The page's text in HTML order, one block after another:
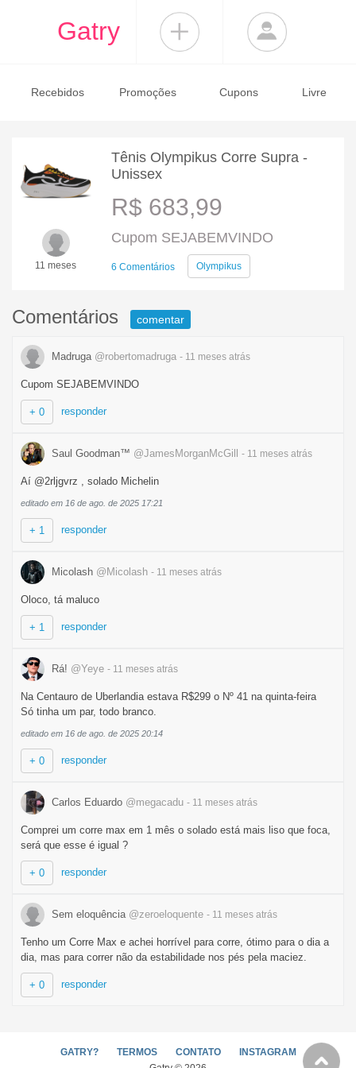
Gatry
Recebidos Promoções Cupons Livre
11 meses
Tênis Olympikus Corre Supra -
Unissex
R$ 683,99
Cupom SEJABEMVINDO
6 Comentários Olympikus
Comentários comentar
Madruga @robertomadruga - 11 meses atrás
Cupom SEJABEMVINDO
+ 0 responder
Saul Goodman™ @JamesMorganMcGill - 11 meses atrás
Aí @2rljgvrz , solado Michelin
editado em 16 de ago. de 2025 17:21
+ 1 responder
Micolash @Micolash - 11 meses atrás
Oloco, tá maluco
+ 1 responder
Rá! @Yeye - 11 meses atrás
Na Centauro de Uberlandia estava R$299 o Nº 41 na quinta-feira
Só tinha um par, todo branco.
editado em 16 de ago. de 2025 20:14
+ 0 responder
Carlos Eduardo @megacadu - 11 meses atrás
Comprei um corre max em 1 mês o solado está mais liso que foca,
será que esse é igual ?
+ 0 responder
Sem eloquência @zeroeloquente - 11 meses atrás
Tenho um Corre Max e achei horrível para corre, ótimo para o dia a
dia, mas para correr não da estabilidade nos pés pela maciez.
+ 0 responder
GATRY? TERMOS CONTATO
INSTAGRAM